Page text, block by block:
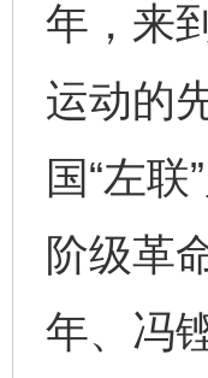
年，来
运动的
国“左
阶级革
年、冯